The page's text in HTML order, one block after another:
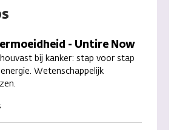
- Untire Now
bij kanker: stap voor stap
Wetenschappelijk